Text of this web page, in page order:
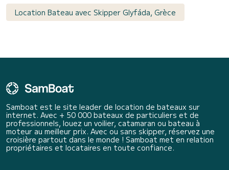
Location Bateau avec Skipper Glyfáda, Grèce
Samboat est le site leader de location de bateaux sur
internet. Avec + 50 000 bateaux de particuliers et de
professionnels, louez un voilier, catamaran ou bateau à
moteur au meilleur prix. Avec ou sans skipper, réservez une
croisière partout dans le monde ! Samboat met en relation
propriétaires et locataires en toute confiance.